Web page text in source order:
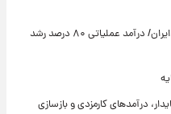
تغییر مثبت در عملکرد مالی بانک صادرات ایران/ درآمد عملیاتی ۸۰ درصد رشد
درآمدهای کارمزدی و بازسازی